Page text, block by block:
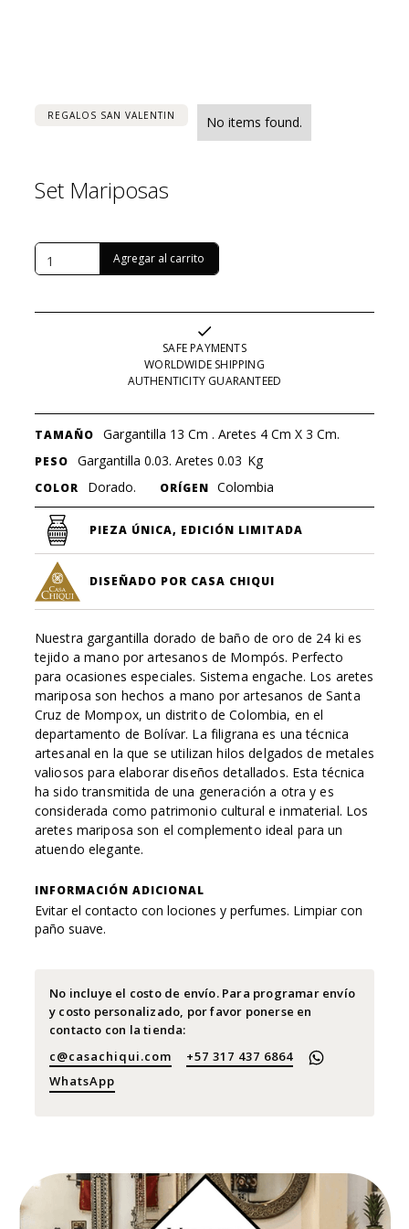
REGALOS SAN VALENTIN No items found.
Set Mariposas
SAFE PAYMENTS
WORLDWIDE SHIPPING
AUTHENTICITY GUARANTEED
TAMAÑO Gargantilla 13 Cm . Aretes 4 Cm X 3 Cm.
PESO Gargantilla 0.03. Aretes 0.03 Kg
COLOR Dorado. ORÍGEN Colombia
PIEZA ÚNICA, EDICIÓN LIMITADA
DISEÑADO POR CASA CHIQUI
Nuestra gargantilla dorado de baño de oro de 24 ki es
tejido a mano por artesanos de Mompós. Perfecto
para ocasiones especiales. Sistema engache. Los aretes
mariposa son hechos a mano por artesanos de Santa
Cruz de Mompox, un distrito de Colombia, en el
departamento de Bolívar. La filigrana es una técnica
artesanal en la que se utilizan hilos delgados de metales
valiosos para elaborar diseños detallados. Esta técnica
ha sido transmitida de una generación a otra y es
considerada como patrimonio cultural e inmaterial. Los
aretes mariposa son el complemento ideal para un
atuendo elegante.
INFORMACIÓN ADICIONAL
Evitar el contacto con lociones y perfumes. Limpiar con
paño suave.
No incluye el costo de envío. Para programar envío
y costo personalizado, por favor ponerse en
contacto con la tienda:
c@casachiqui.com
+57 317 437 6864
WhatsApp